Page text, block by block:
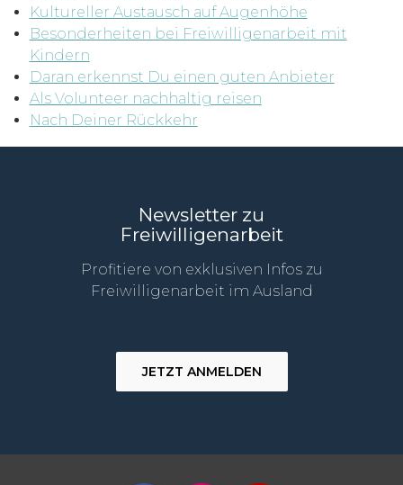
Kultureller Austausch auf Augenhöhe
Besonderheiten bei Freiwilligenarbeit mit
Kindern
Daran erkennst Du einen guten Anbieter
Als Volunteer nachhaltig reisen
Nach Deiner Rückkehr
Newsletter zu
Freiwilligenarbeit
Profitiere von exklusiven Infos zu
Freiwilligenarbeit im Ausland
JETZT ANMELDEN